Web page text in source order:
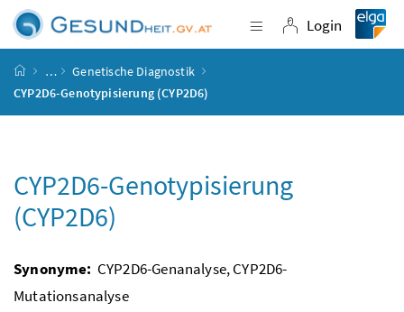
Zum Inhalt
Zum Hauptmenü
Zum Untermenü
Zur Suche
Navigation
Login
Login
Startseite
…
Genetische Diagnostik
CYP2D6-Genotypisierung (CYP2D6)
CYP2D6-Genotypisierung
(CYP2D6)
Synonyme: CYP2D6-Genanalyse, CYP2D6-
Mutationsanalyse